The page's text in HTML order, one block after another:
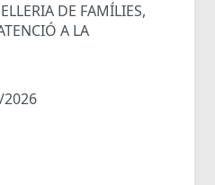
DE FAMÍLIES,
A LA